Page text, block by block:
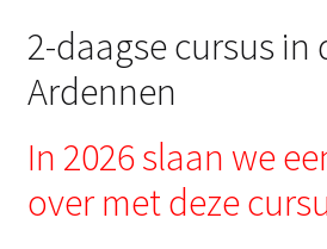
Over ons
Contact
2-daagse cursus in
Ardennen
In 2026 slaan we
over met deze